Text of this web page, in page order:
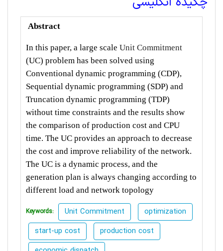
Abstract
In this paper, a large scale Unit Commitment
(UC) problem has been solved using
Conventional dynamic programming (CDP),
Sequential dynamic programming (SDP) and
Truncation dynamic programming (TDP)
without time constraints and the results show
the comparison of production cost and CPU
time. The UC provides an approach to decrease
the cost and improve reliability of the network.
The UC is a dynamic process, and the
generation plan is always changing according to
different load and network topology
Keywords: Unit Commitment
optimization
start-up cost
production cost